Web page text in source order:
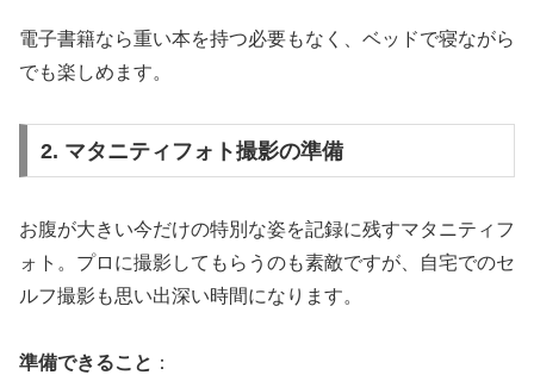
電子書籍なら重い本を持つ必要もなく、ベッドで寝ながら
でも楽しめます。
2. マタニティフォト撮影の準備
お腹が大きい今だけの特別な姿を記録に残すマタニティフ
ォト。プロに撮影してもらうのも素敵ですが、自宅でのセ
ルフ撮影も思い出深い時間になります。
準備できること ：